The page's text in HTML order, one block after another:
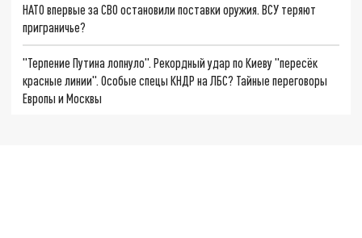
НАТО впервые за СВО остановили поставки оружия. ВСУ теряют
приграничье?
"Терпение Путина лопнуло". Рекордный удар по Киеву "пересёк
красные линии". Особые спецы КНДР на ЛБС? Тайные переговоры
Европы и Москвы